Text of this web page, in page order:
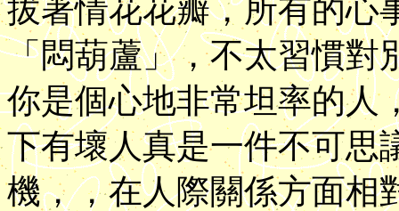
拔著情花花瓣，所有的心
「悶葫蘆」，不太習慣對
你是個心地非常坦率的人
下有壞人真是一件不可思
機，，在人際關係方面相